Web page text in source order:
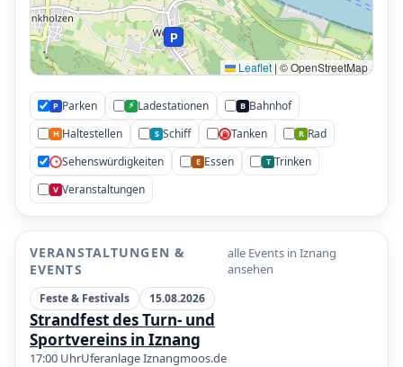
P
P
Leaflet | © OpenStreetMap
P Parken ⚡ Ladestationen B Bahnhof
H Haltestellen S Schiff ⛽ Tanken R Rad
• Sehenswürdigkeiten E Essen T Trinken
V Veranstaltungen
VERANSTALTUNGEN &
EVENTS
alle Events in Iznang
ansehen
Feste & Festivals 15.08.2026
Strandfest des Turn- und
Sportvereins in Iznang
17:00 UhrUferanlage Iznangmoos.de